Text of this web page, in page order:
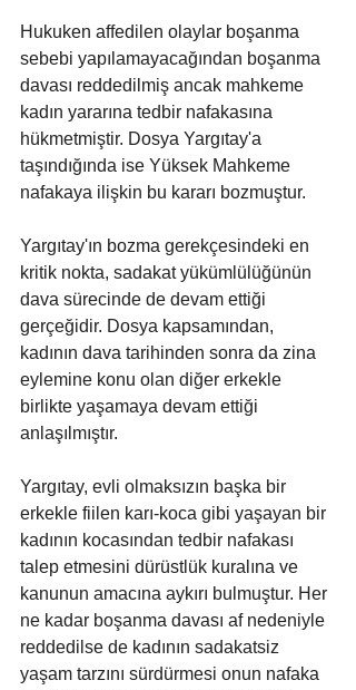
Hukuken affedilen olaylar boşanma
sebebi yapılamayacağından boşanma
davası reddedilmiş ancak mahkeme
kadın yararına tedbir nafakasına
hükmetmiştir. Dosya Yargıtay'a
taşındığında ise Yüksek Mahkeme
nafakaya ilişkin bu kararı bozmuştur.
Yargıtay'ın bozma gerekçesindeki en
kritik nokta, sadakat yükümlülüğünün
dava sürecinde de devam ettiği
gerçeğidir. Dosya kapsamından,
kadının dava tarihinden sonra da zina
eylemine konu olan diğer erkekle
birlikte yaşamaya devam ettiği
anlaşılmıştır.
Yargıtay, evli olmaksızın başka bir
erkekle fiilen karı-koca gibi yaşayan bir
kadının kocasından tedbir nafakası
talep etmesini dürüstlük kuralına ve
kanunun amacına aykırı bulmuştur. Her
ne kadar boşanma davası af nedeniyle
reddedilse de kadının sadakatsiz
yaşam tarzını sürdürmesi onun nafaka